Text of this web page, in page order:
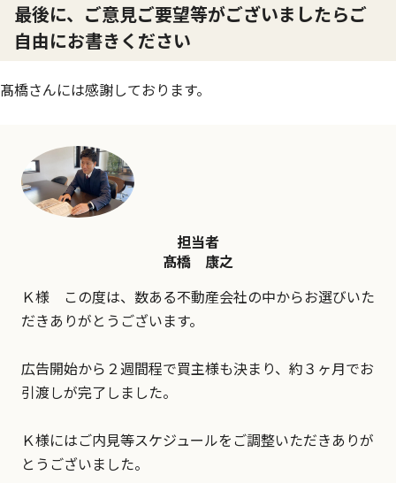
最後に、ご意見ご要望等がございましたらご
自由にお書きください
髙橋さんには感謝しております。
担当者
髙橋 康之
Ｋ様 この度は、数ある不動産会社の中からお選びいた
だきありがとうございます。
広告開始から２週間程で買主様も決まり、約３ヶ月でお
引渡しが完了しました。
Ｋ様にはご内見等スケジュールをご調整いただきありが
とうございました。